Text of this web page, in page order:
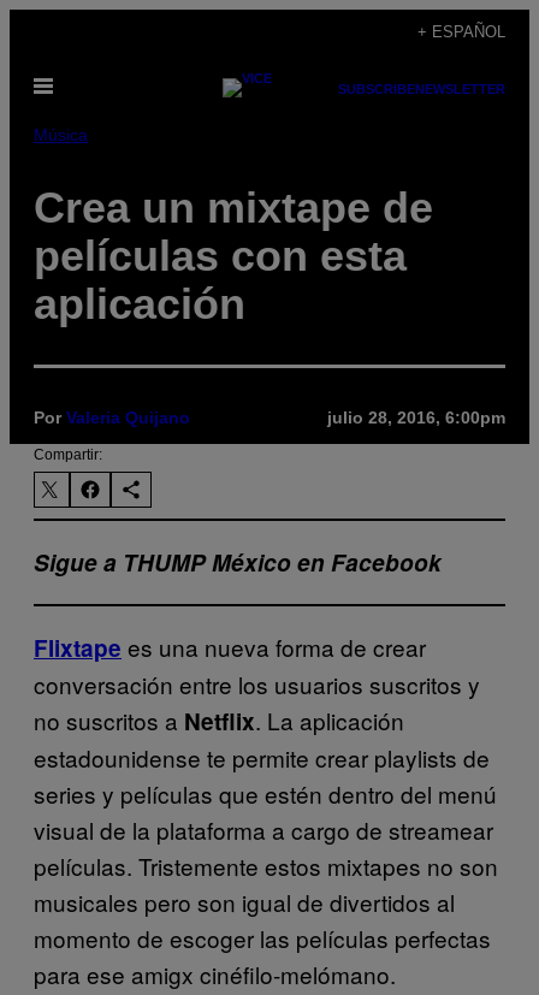
contenido
+ ESPAÑOL
Abrir
SUBSCRIBENEWSLETTER
Música
Crea un mixtape de
películas con esta
aplicación
PorValeria Quijano julio 28, 2016, 6:00pm
Compartir:
Sigue a THUMP México en Facebook
Flixtape es una nueva forma de crear
conversación entre los usuarios suscritos y
no suscritos a Netflix. La aplicación
estadounidense te permite crear playlists de
series y películas que estén dentro del menú
visual de la plataforma a cargo de streamear
películas. Tristemente estos mixtapes no son
musicales pero son igual de divertidos al
momento de escoger las películas perfectas
para ese amigx cinéfilo-melómano.